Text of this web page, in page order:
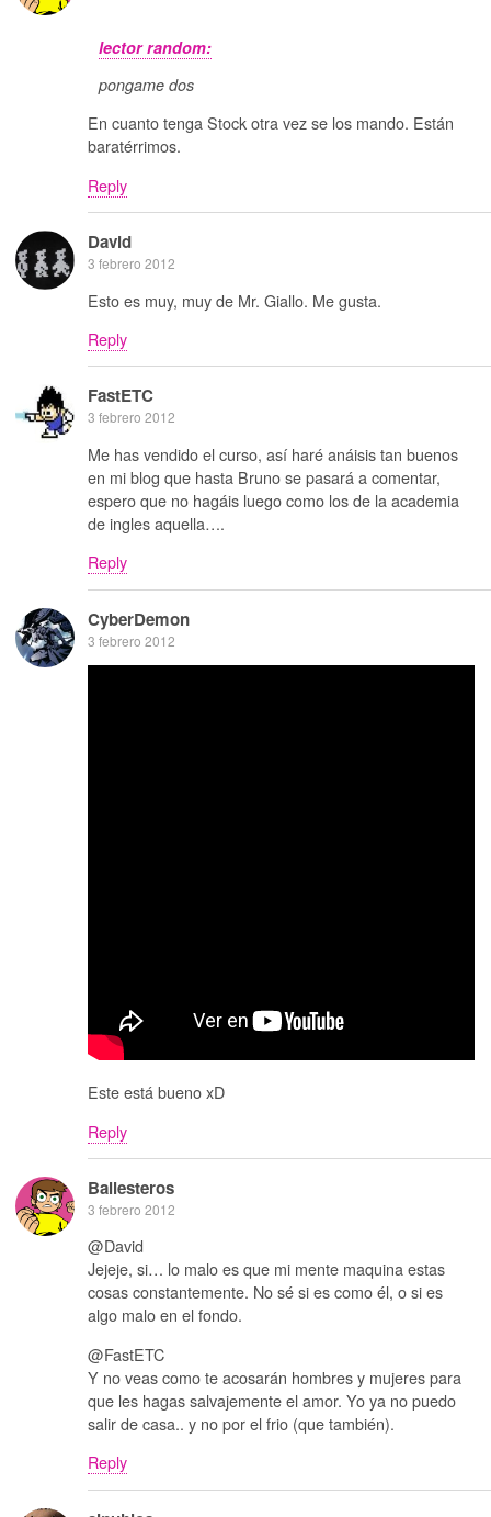
lector random:
pongame dos
En cuanto tenga Stock otra vez se los mando. Están
baratérrimos.
Reply
David
3 febrero 2012
Esto es muy, muy de Mr. Giallo. Me gusta.
Reply
FastETC
3 febrero 2012
Me has vendido el curso, así haré anáisis tan buenos
en mi blog que hasta Bruno se pasará a comentar,
espero que no hagáis luego como los de la academia
de ingles aquella….
Reply
CyberDemon
3 febrero 2012
Este está bueno xD
Reply
Ballesteros
3 febrero 2012
@David
Jejeje, si… lo malo es que mi mente maquina estas
cosas constantemente. No sé si es como él, o si es
algo malo en el fondo.
@FastETC
Y no veas como te acosarán hombres y mujeres para
que les hagas salvajemente el amor. Yo ya no puedo
salir de casa.. y no por el frio (que también).
Reply